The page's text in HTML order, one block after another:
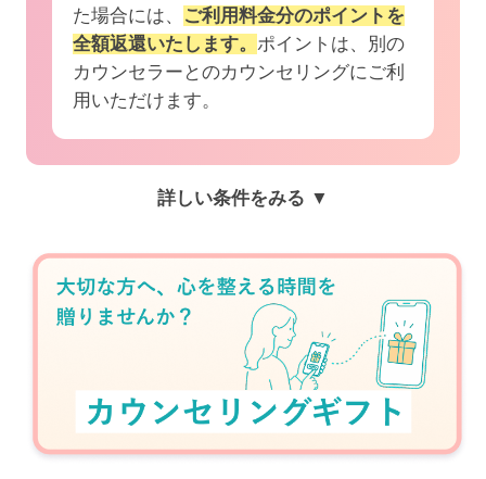
た場合には、
ご利用料金分のポイントを
全額返還いたします。 ポイントは、別の
カウンセラーとのカウンセリングにご利
用いただけます。
詳しい条件をみる ▼